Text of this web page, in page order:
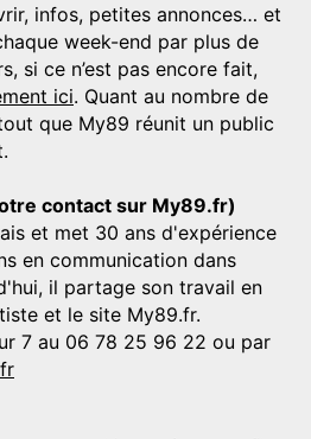
infos, petites annonces… et
week-end par plus de
si ce n’est pas encore fait,
ici. Quant au nombre de
que My89 réunit un public
contact sur My89.fr)
et met 30 ans d'expérience
en communication dans
il partage son travail en
et le site My89.fr.
7 au 06 78 25 96 22 ou par